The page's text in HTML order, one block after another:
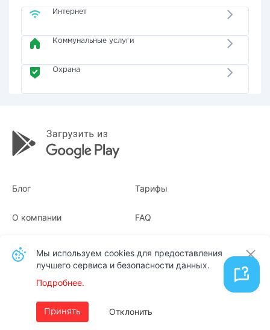
Интернет
Коммунальные услуги
Охрана
Блог Тарифы
О компании
Квитанции
FAQ
Русский
Мы используем cookies для предоставления
лучшего сервиса и безопасности данных.
Подробнее.
Принять Отклонить